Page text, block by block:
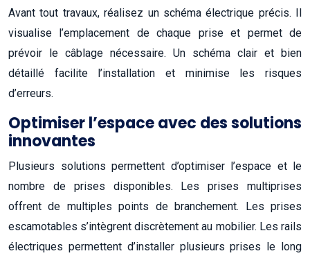
Avant tout travaux, réalisez un schéma électrique précis. Il
visualise l’emplacement de chaque prise et permet de
prévoir le câblage nécessaire. Un schéma clair et bien
détaillé facilite l’installation et minimise les risques
d’erreurs.
Optimiser l’espace avec des solutions
innovantes
Plusieurs solutions permettent d’optimiser l’espace et le
nombre de prises disponibles. Les prises multiprises
offrent de multiples points de branchement. Les prises
escamotables s’intègrent discrètement au mobilier. Les rails
électriques permettent d’installer plusieurs prises le long